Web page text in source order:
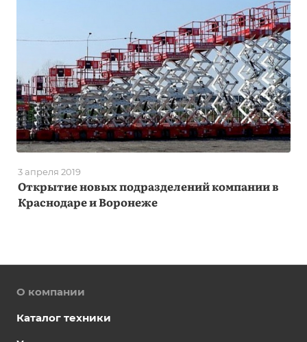
Открытие новых подразделений компании в
Краснодаре и Воронеже
3 апреля 2019
О компании
Каталог техники